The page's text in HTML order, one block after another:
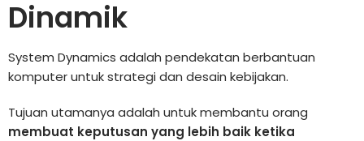
Dinamik
System Dynamics adalah pendekatan berbantuan
komputer untuk strategi dan desain kebijakan.
Tujuan utamanya adalah untuk membantu orang
membuat keputusan yang lebih baik ketika